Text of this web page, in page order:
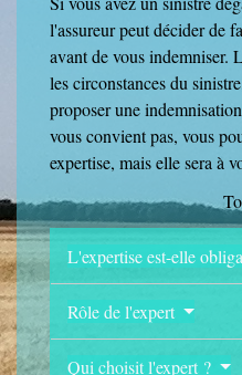
l'assureur peut décider de
avant de vous indemniser.
les circonstances du
proposer une
vous convient pas, vous
expertise, mais elle sera à
L'expertise est-elle
Rôle de l'expert
Qui choisit l'expert ?